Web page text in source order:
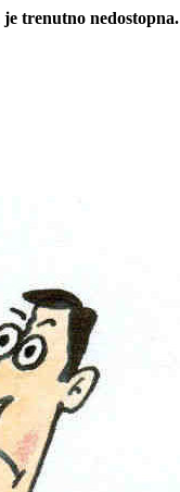
trenutno nedostopna.